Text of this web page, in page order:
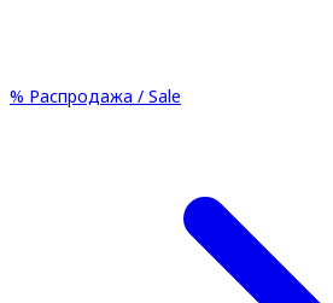
% Распродажа / Sale